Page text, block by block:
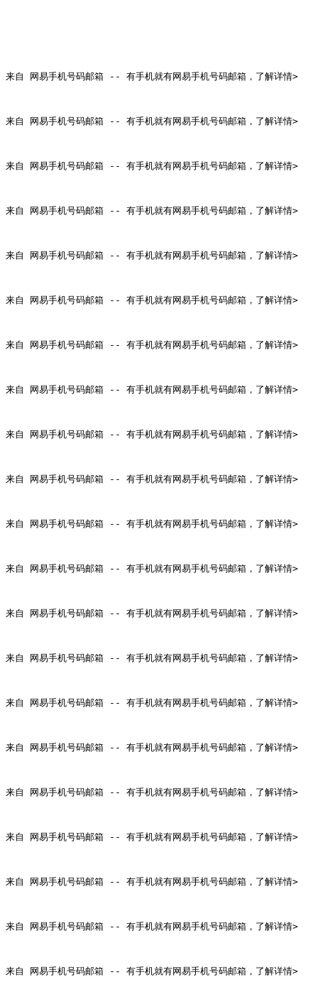
来自 网易手机号码邮箱 -- 有手机就有网易手机号码邮箱，了解详情>
来自 网易手机号码邮箱 -- 有手机就有网易手机号码邮箱，了解详情>
来自 网易手机号码邮箱 -- 有手机就有网易手机号码邮箱，了解详情>
来自 网易手机号码邮箱 -- 有手机就有网易手机号码邮箱，了解详情>
来自 网易手机号码邮箱 -- 有手机就有网易手机号码邮箱，了解详情>
来自 网易手机号码邮箱 -- 有手机就有网易手机号码邮箱，了解详情>
来自 网易手机号码邮箱 -- 有手机就有网易手机号码邮箱，了解详情>
来自 网易手机号码邮箱 -- 有手机就有网易手机号码邮箱，了解详情>
来自 网易手机号码邮箱 -- 有手机就有网易手机号码邮箱，了解详情>
来自 网易手机号码邮箱 -- 有手机就有网易手机号码邮箱，了解详情>
来自 网易手机号码邮箱 -- 有手机就有网易手机号码邮箱，了解详情>
来自 网易手机号码邮箱 -- 有手机就有网易手机号码邮箱，了解详情>
来自 网易手机号码邮箱 -- 有手机就有网易手机号码邮箱，了解详情>
来自 网易手机号码邮箱 -- 有手机就有网易手机号码邮箱，了解详情>
来自 网易手机号码邮箱 -- 有手机就有网易手机号码邮箱，了解详情>
来自 网易手机号码邮箱 -- 有手机就有网易手机号码邮箱，了解详情>
来自 网易手机号码邮箱 -- 有手机就有网易手机号码邮箱，了解详情>
来自 网易手机号码邮箱 -- 有手机就有网易手机号码邮箱，了解详情>
来自 网易手机号码邮箱 -- 有手机就有网易手机号码邮箱，了解详情>
来自 网易手机号码邮箱 -- 有手机就有网易手机号码邮箱，了解详情>
来自 网易手机号码邮箱 -- 有手机就有网易手机号码邮箱，了解详情>